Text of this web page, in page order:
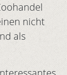
nicht
als